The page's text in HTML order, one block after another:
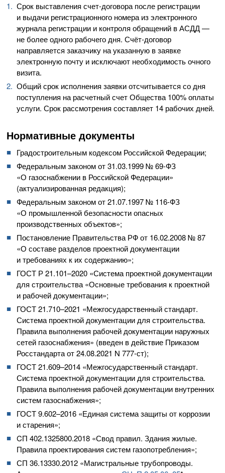
Срок выставления счет-договора после регистрации
и выдачи регистрационного номера из электронного
журнала регистрации и контроля обращений в АСДД —
не более одного рабочего дня. Счёт-договор
направляется заказчику на указанную в заявке
электронную почту и исключают необходимость очного
визита.
Общий срок исполнения заявки отсчитывается со дня
поступления на расчетный счет Общества 100% оплаты
услуги. Срок рассмотрения составляет 14 рабочих дней.
Нормативные документы
Градостроительным кодексом Российской Федерации;
Федеральным законом от31.03.1999№69-ФЗ
«О газоснабжении в Российской Федерации»
(актуализированная редакция);
Федеральным законом от21.07.1997№ 116-ФЗ
«О промышленной безопасности опасных
производственных объектов»;
Постановление Правительства РФ от 16.02.2008№ 87
«О составе разделов проектной документации
и требованиях к их содержанию»;
ГОСТ Р 21.101–2020 «Система проектной документации
для строительства «Основные требования к проектной
и рабочей документации»;
ГОСТ 21.710–2021 «Межгосударственный стандарт.
Система проектной документации для строительства.
Правила выполнения рабочей документации наружных
сетей газоснабжения» (введен в действие Приказом
Росстандарта от24.08.2021 N 777-ст);
ГОСТ 21.609–2014 «Межгосударственный стандарт.
Система проектной документации для строительства.
Правила выполнения рабочей документации внутренних
систем газоснабжения»;
ГОСТ 9.602–2016 «Единая система защиты от коррозии
и старения»;
CП 402.1325800.2018 «Свод правил. Здания жилые.
Правила проектирования систем газопотребления»;
СП 36.13330.2012 «Магистральные трубопроводы.